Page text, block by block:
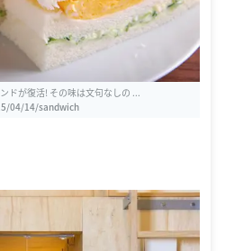
ドが復活! その味は文句なしの ...
04/14/sandwich